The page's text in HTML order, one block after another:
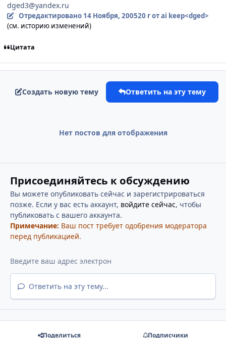
dged3@yandex.ru
Отредактировано 14 Ноября, 200520 гот ai keep<dged>
(см. историю изменений)
Цитата
Создать новую тему Ответить на эту тему
Нет постов для отображения
Присоединяйтесь к обсуждению
Вы можете опубликовать сейчас и зарегистрироваться
позже. Если у вас есть аккаунт, войдите сейчас, чтобы
публиковать с вашего аккаунта.
Примечание: Ваш пост требует одобрения модератора
перед публикацией.
Ответить на эту тему...
Поделиться Подписчики